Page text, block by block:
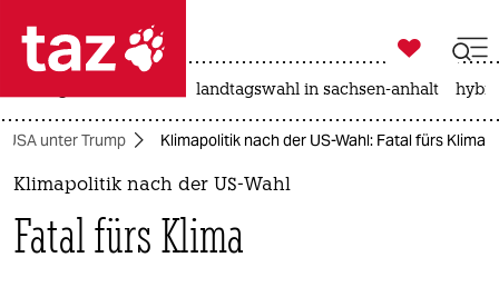
 taz zahl ich
taz zahl ich
themen
politik

taz zahl ich
landtagswahl in sachsen-anhalt
USA unter Trump Klimapolitik nach der US-Wahl: Fatal fürs Klima
Klimapolitik nach der US-Wahl
Fatal fürs Klima